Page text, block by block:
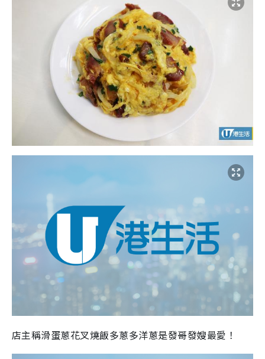
店主稱滑蛋蔥花叉燒飯多蔥多洋蔥是發哥發嫂最愛！